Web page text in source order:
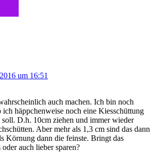
um 16:51
auch machen. Ich bin noch
ich häppchenweise noch eine Kiesschüttung
D.h. 10cm ziehen und immer wieder
Aber mehr als 1,3 cm sind das dann
Körnung dann die feinste. Bringt das
auch lieber sparen?